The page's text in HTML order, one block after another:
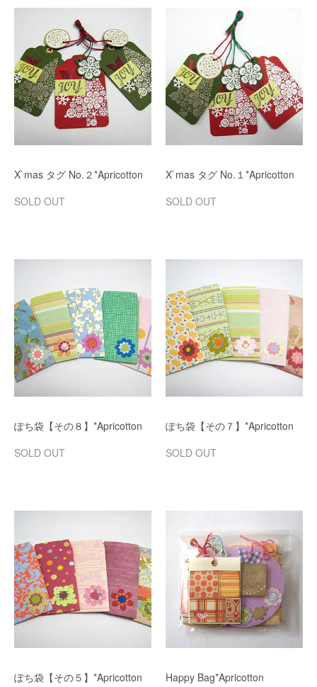
X`mas タグ No.２*Apricotton
SOLD OUT
X`mas タグ No.１*Apricotton
SOLD OUT
ぽち袋【その８】*Apricotton
SOLD OUT
ぽち袋【その７】*Apricotton
SOLD OUT
ぽち袋【その５】*Apricotton
Happy Bag*Apricotton